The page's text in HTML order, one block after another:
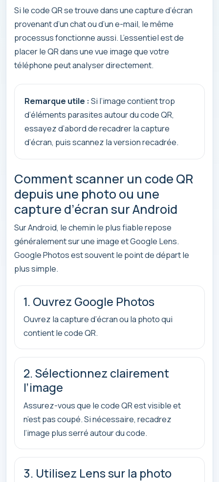
Si le code QR se trouve dans une capture d’écran
provenant d’un chat ou d’un e-mail, le même
processus fonctionne aussi. L’essentiel est de
placer le QR dans une vue image que votre
téléphone peut analyser directement.
Remarque utile : Si l’image contient trop
d’éléments parasites autour du code QR,
essayez d’abord de recadrer la capture
d’écran, puis scannez la version recadrée.
Comment scanner un code QR
depuis une photo ou une
capture d’écran sur Android
Sur Android, le chemin le plus fiable repose
généralement sur une image et Google Lens.
Google Photos est souvent le point de départ le
plus simple.
1. Ouvrez Google Photos
Ouvrez la capture d’écran ou la photo qui
contient le code QR.
2. Sélectionnez clairement
l’image
Assurez-vous que le code QR est visible et
n’est pas coupé. Si nécessaire, recadrez
l’image plus serré autour du code.
3. Utilisez Lens sur la photo